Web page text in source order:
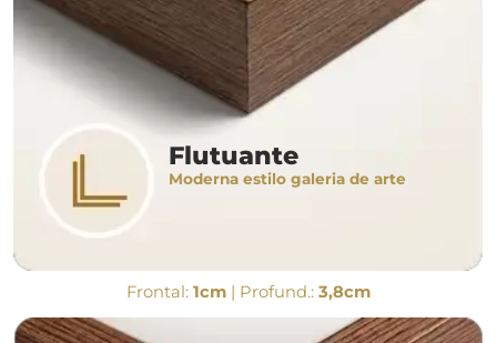
Flutuante
Moderna estilo galeria de arte
Frontal: 1cm | Profund.: 3,8cm